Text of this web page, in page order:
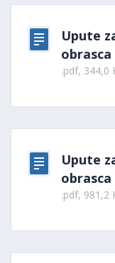
Upute
obrasca
.pdf, 344,0
Upute
obrasca
.pdf, 981,2